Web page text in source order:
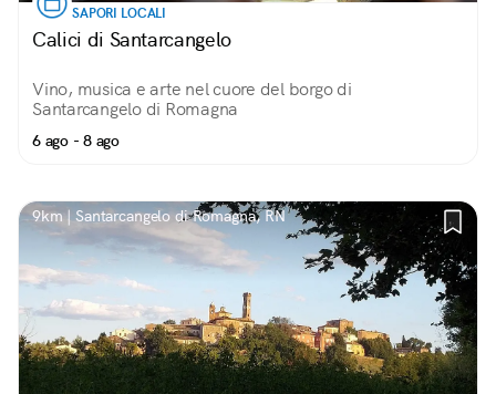
SAPORI LOCALI
Calici di Santarcangelo
Vino, musica e arte nel cuore del borgo di
Santarcangelo di Romagna
6 ago - 8 ago
9km | Santarcangelo di Romagna, RN